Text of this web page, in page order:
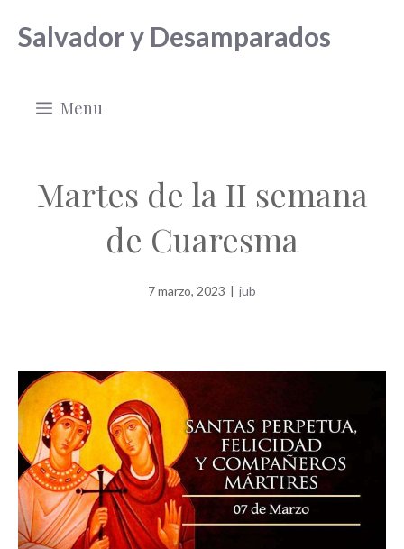
Salvador y Desamparados
Menu
Martes de la II semana
de Cuaresma
7 marzo, 2023 | jub